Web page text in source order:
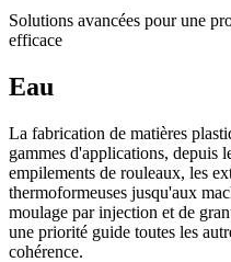
Solutions avancées pour une
efficace
Eau
La fabrication de matières
gammes d'applications, depuis
empilements de rouleaux, les
thermoformeuses jusqu'aux
moulage par injection et de
une priorité guide toutes les
cohérence.